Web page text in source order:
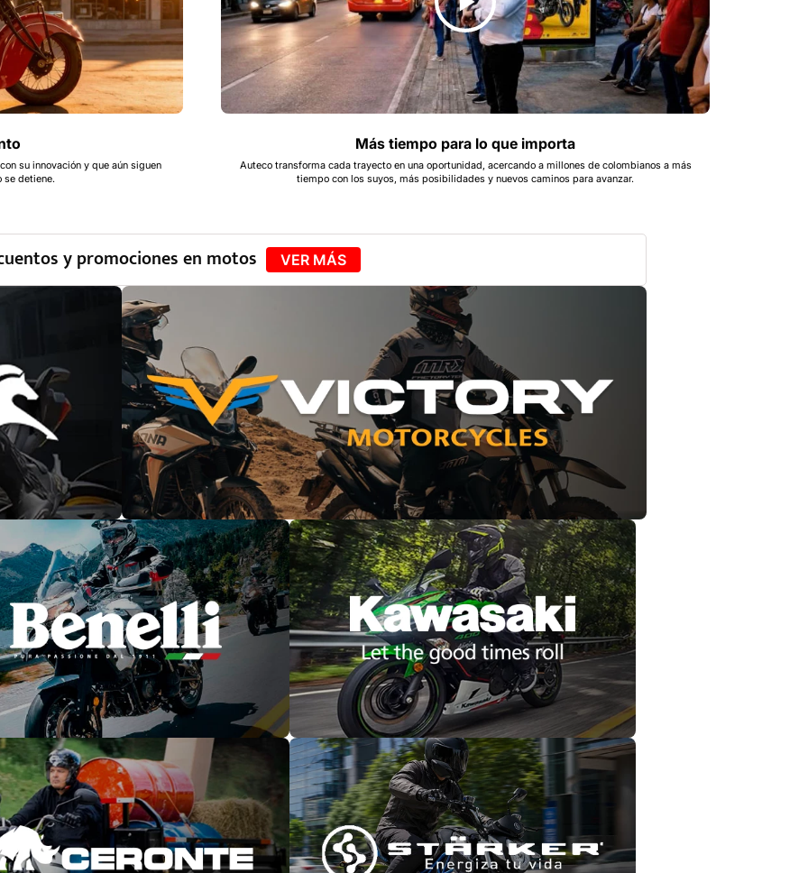
su innovación y que aún siguen
se detiene.
Más tiempo para lo que importa
Auteco transforma cada trayecto en una oportunidad, acercando a millones de colombianos a más
tiempo con los suyos, más posibilidades y nuevos caminos para avanzar.
y promociones en motos VER MÁS